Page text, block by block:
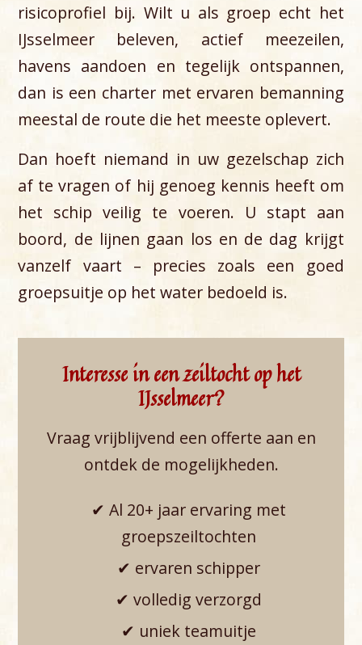
risicoprofiel bij. Wilt u als groep echt het
IJsselmeer beleven, actief meezeilen,
havens aandoen en tegelijk ontspannen,
dan is een charter met ervaren bemanning
meestal de route die het meeste oplevert.
Dan hoeft niemand in uw gezelschap zich
af te vragen of hij genoeg kennis heeft om
het schip veilig te voeren. U stapt aan
boord, de lijnen gaan los en de dag krijgt
vanzelf vaart – precies zoals een goed
groepsuitje op het water bedoeld is.
Interesse in een zeiltocht op het
IJsselmeer?
Vraag vrijblijvend een offerte aan en
ontdek de mogelijkheden.
✔ Al 20+ jaar ervaring met
groepszeiltochten
✔ ervaren schipper
✔ volledig verzorgd
✔ uniek teamuitje